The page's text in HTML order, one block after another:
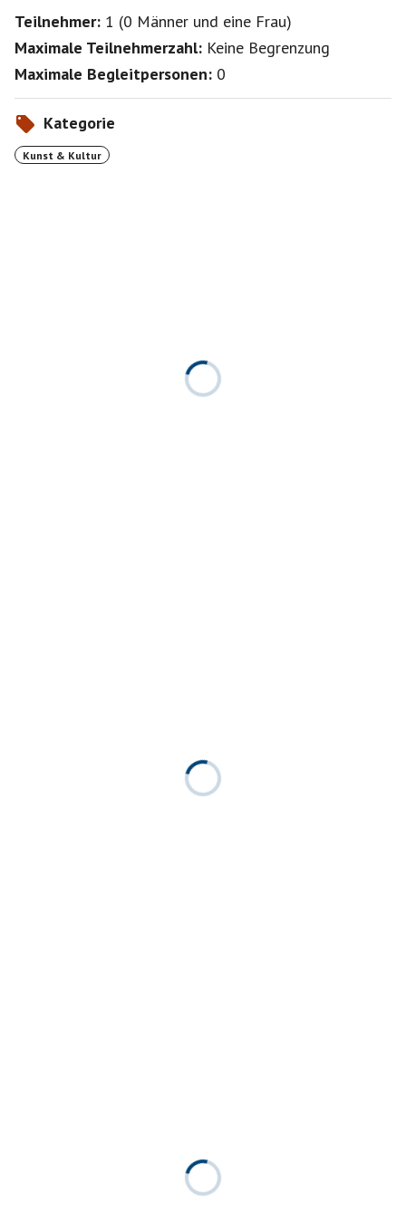
Teilnehmer: 1 (0 Männer und eine Frau)
Maximale Teilnehmerzahl: Keine Begrenzung
Maximale Begleitpersonen: 0
Kategorie
Kunst & Kultur